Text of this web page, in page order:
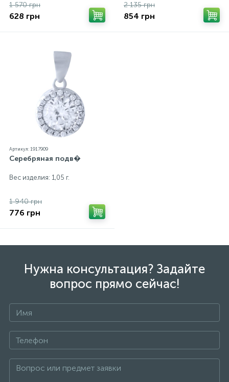
1 570 грн
628 грн
2 135 грн
854 грн
Артикул: 1917909
Серебряная подв�
Вес изделия: 1,05 г.
1 940 грн
776 грн
Нужна консультация? Задайте
вопрос прямо сейчас!